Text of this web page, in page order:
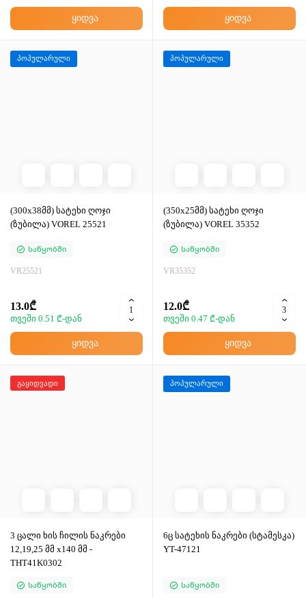
ყიდვა ყიდვა
პოპულარული
(300x38მმ) სატეხი ღოჯი
(ზუბილა) VOREL 25521
Საწყობში
VR25521
13.0₾
თვეში 0.51 ₾-დან
ყიდვა
პოპულარული
(350x25მმ) სატეხი ღოჯი
(ზუბილა) VOREL 35352
Საწყობში
VR35352
12.0₾
თვეში 0.47 ₾-დან
ყიდვა
გაყიდვადი
3 ცალი ხის ჩილის ნაკრები
12,19,25 მმ x140 მმ -
THT41K0302
Საწყობში
პოპულარული
6ც სატეხის ნაკრები (სტამესკა)
YT-47121
Საწყობში